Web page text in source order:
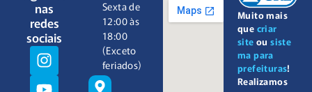
nas
redes
sociais
Sexta de
12:00 às
18:00
(Exceto
feriados)
Muito mais
que criar
site ousiste
ma para
prefeituras!
Realizamos